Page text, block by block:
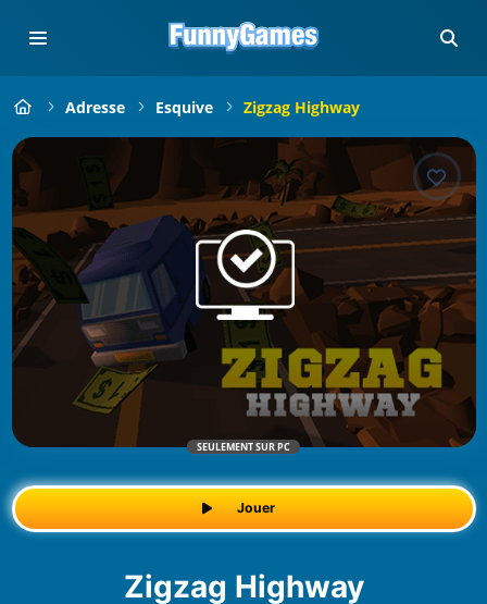
Adresse Esquive Zigzag Highway
SEULEMENT SUR PC
Jouer
Zigzag Highway